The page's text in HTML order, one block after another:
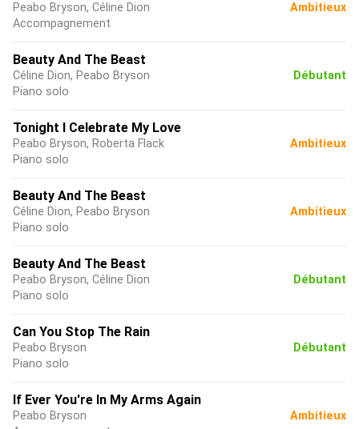
Peabo Bryson, Céline Dion
Accompagnement
Ambitieux
Beauty And The Beast
Céline Dion, Peabo Bryson
Piano solo
Débutant
Tonight I Celebrate My Love
Peabo Bryson, Roberta Flack
Piano solo
Ambitieux
Beauty And The Beast
Céline Dion, Peabo Bryson
Piano solo
Ambitieux
Beauty And The Beast
Peabo Bryson, Céline Dion
Piano solo
Débutant
Can You Stop The Rain
Peabo Bryson
Piano solo
Débutant
If Ever You're In My Arms Again
Peabo Bryson
Ambitieux